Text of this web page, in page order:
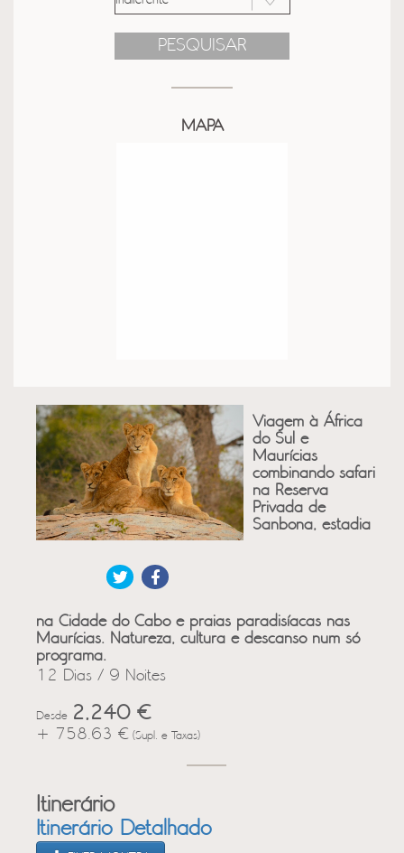
PESQUISAR
MAPA
Viagem à África
do Sul e
Maurícias
combinando safari
na Reserva
Privada de
Sanbona, estadia
na Cidade do Cabo e praias paradisíacas nas
Maurícias. Natureza, cultura e descanso num só
programa.
12 Dias / 9 Noites
Desde 2,240 €
+ 758.63 € (Supl. e Taxas)
Itinerário
Itinerário Detalhado